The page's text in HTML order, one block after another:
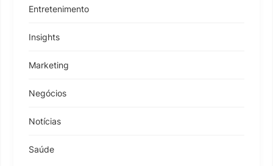
Entretenimento
Insights
Marketing
Negócios
Notícias
Saúde